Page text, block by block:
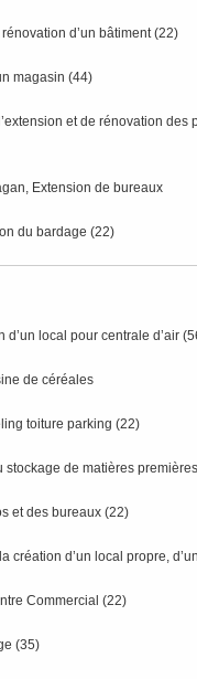
d’un bâtiment (22)
magasin (44)
et de rénovation
Extension de bureaux
du bardage (22)
d’un local pour centrale d’air
de céréales
toiture parking (22)
stockage de matières
et des bureaux (22)
création d’un local propre,
Commercial (22)
(35)